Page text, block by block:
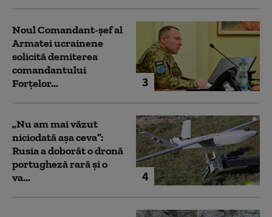
3
Noul Comandant-șef al
Armatei ucrainene
solicită demiterea
comandantului
Forțelor...
4
„Nu am mai văzut
niciodată așa ceva”:
Rusia a doborât o dronă
portugheză rară și o
va...